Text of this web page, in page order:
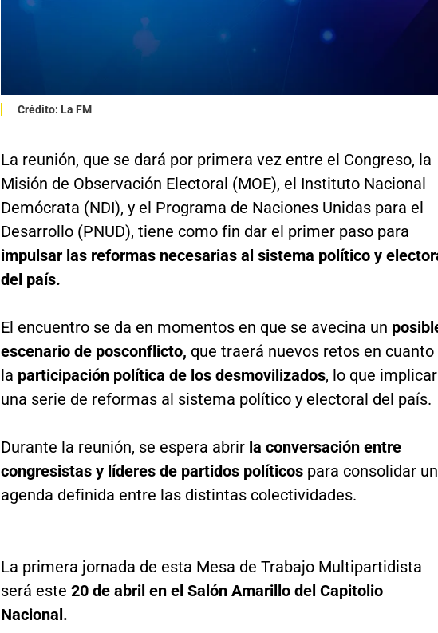
Crédito: La FM
La reunión, que se dará por primera vez entre el Congreso, la
Misión de Observación Electoral (MOE), el Instituto Nacional
Demócrata (NDI), y el Programa de Naciones Unidas para el
Desarrollo (PNUD), tiene como fin dar el primer paso para
impulsar las reformas necesarias al sistema político y
del país.
El encuentro se da en momentos en que se avecina un
escenario de posconflicto, que traerá nuevos retos en cuanto
la participación política de los desmovilizados, lo que
una serie de reformas al sistema político y electoral del país.
Durante la reunión, se espera abrir la conversación entre
congresistas y líderes de partidos políticos para consolidar
agenda definida entre las distintas colectividades.
La primera jornada de esta Mesa de Trabajo Multipartidista
será este 20 de abril en el Salón Amarillo del Capitolio
Nacional.